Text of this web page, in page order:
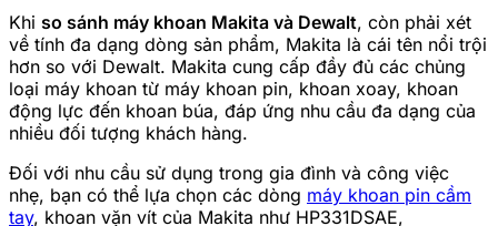
Khi so sánh máy khoan Makita và Dewalt, còn phải xét
về tính đa dạng dòng sản phẩm, Makita là cái tên nổi trội
hơn so với Dewalt. Makita cung cấp đầy đủ các chủng
loại máy khoan từ máy khoan pin, khoan xoay, khoan
động lực đến khoan búa, đáp ứng nhu cầu đa dạng của
nhiều đối tượng khách hàng.
Đối với nhu cầu sử dụng trong gia đình và công việc
nhẹ, bạn có thể lựa chọn các dòng máy khoan pin cầm
tay, khoan vặn vít của Makita như HP331DSAE,